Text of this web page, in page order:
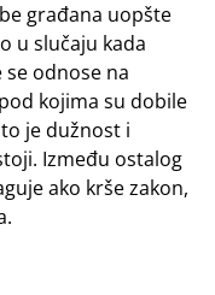
građana uopšte
u slučaju kada
odnose na
kojima su dobile
je dužnost i
Između ostalog
ako krše zakon,